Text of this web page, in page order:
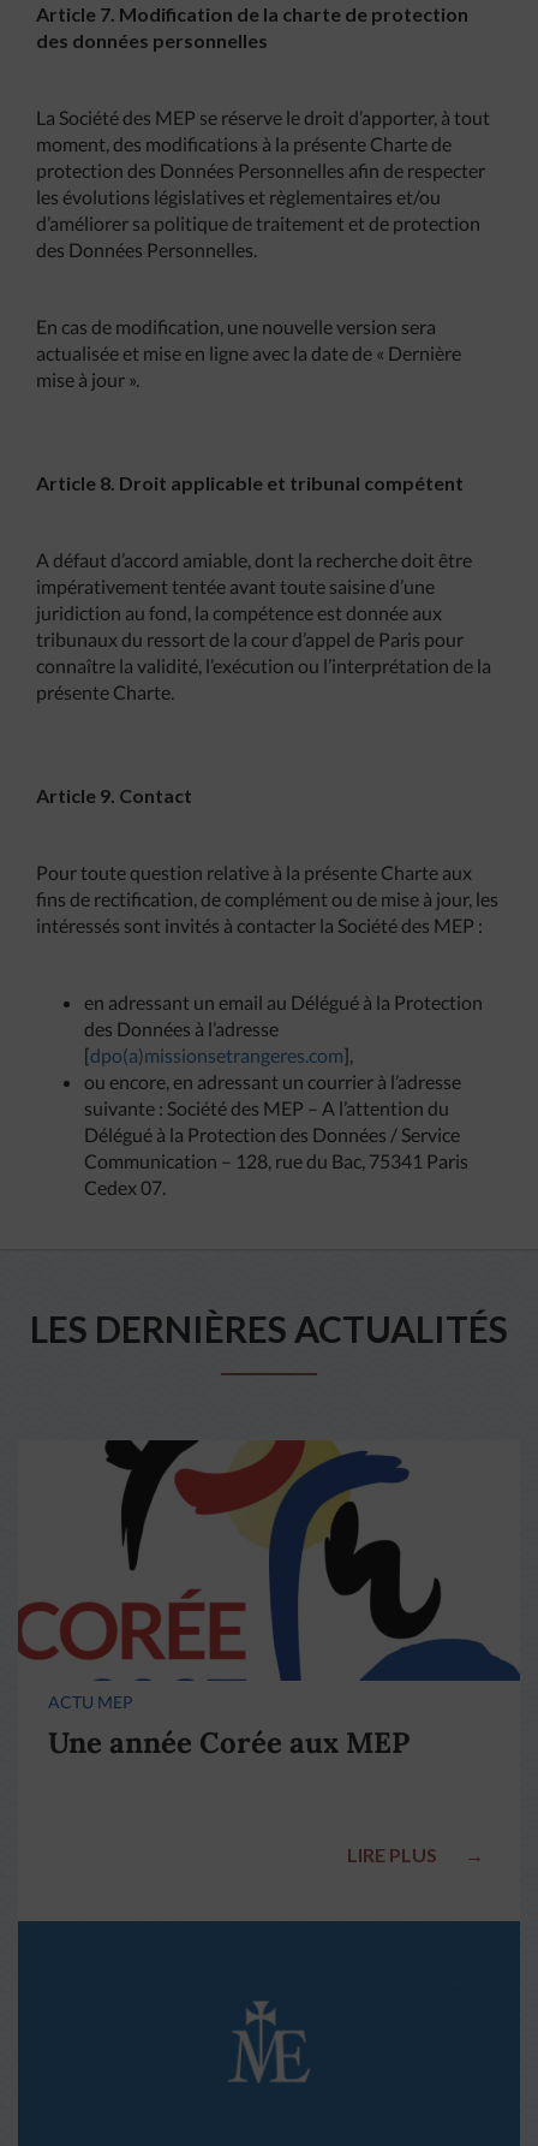
Article 7. Modification de la charte de protection
des données personnelles
La Société des MEP se réserve le droit d’apporter, à tout
moment, des modifications à la présente Charte de
protection des Données Personnelles afin de respecter
les évolutions législatives et règlementaires et/ou
d’améliorer sa politique de traitement et de protection
des Données Personnelles.
En cas de modification, une nouvelle version sera
actualisée et mise en ligne avec la date de « Dernière
mise à jour ».
Article 8. Droit applicable et tribunal compétent
A défaut d’accord amiable, dont la recherche doit être
impérativement tentée avant toute saisine d’une
juridiction au fond, la compétence est donnée aux
tribunaux du ressort de la cour d’appel de Paris pour
connaître la validité, l’exécution ou l’interprétation de la
présente Charte.
Article 9. Contact
Pour toute question relative à la présente Charte aux
fins de rectification, de complément ou de mise à jour, les
intéressés sont invités à contacter la Société des MEP :
en adressant un email au Délégué à la Protection
des Données à l’adresse
[dpo(a)missionsetrangeres.com],
ou encore, en adressant un courrier à l’adresse
suivante : Société des MEP – A l’attention du
Délégué à la Protection des Données / Service
Communication – 128, rue du Bac, 75341 Paris
Cedex 07.
LES DERNIÈRES ACTUALITÉS
ACTU MEP
Une année Corée aux MEP
LIRE PLUS →